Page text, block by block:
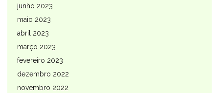
junho 2023
maio 2023
abril 2023
março 2023
fevereiro 2023
dezembro 2022
novembro 2022